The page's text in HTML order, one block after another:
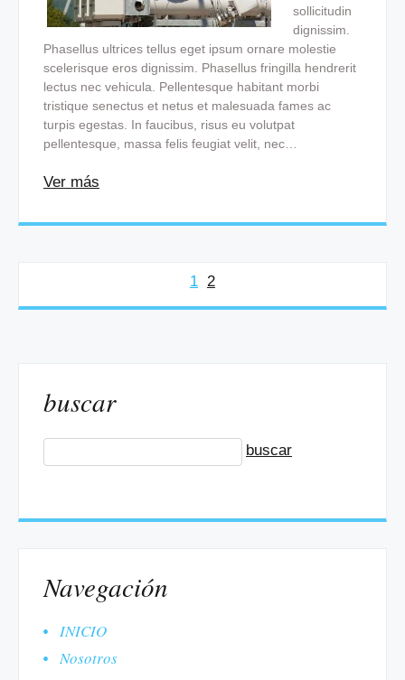
sollicitudin
dignissim.
Phasellus ultrices tellus eget ipsum ornare molestie
scelerisque eros dignissim. Phasellus fringilla hendrerit
lectus nec vehicula. Pellentesque habitant morbi
tristique senectus et netus et malesuada fames ac
turpis egestas. In faucibus, risus eu volutpat
pellentesque, massa felis feugiat velit, nec…
Ver más
1 2
buscar
Navegación
INICIO
Nosotros